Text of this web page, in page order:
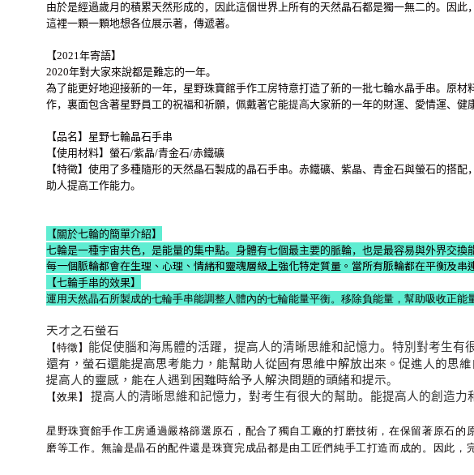
由於是經過歲月的積累天然形成的，因此這個世界上所有的天然晶石都是獨一無二的。因
這裡一顆一顆地想各位展示著，傳遞著。
【2021年寄語】
2020年對大家來說都是難忘的一年。
為了能更好地迎接新的一年，星野珠寶館手作工房特意打造了新的一批七輪水晶手串。原
作，裏面包含著星野員工的祝福和祈願，佩戴著它能提高大家新的一年的財運、愛情運、健
【品名 】星野七輪晶石手串
【使用材料】螢石/紫晶/青金石/赤鐵礦
【特徵】使用了多種隨形的天然晶石製成的晶石手串。赤鐵礦、紫晶、青金石與螢石的搭配
助人提高工作能力。
【 關於七輪的簡單介紹】
七輪是一種宇宙共色，是能量的集中點。身體有七個最主要的脈輪，也是最容易與外界交
每一個脈輪都會在生理、心理、情緒和靈魂層級上強化特定質量。當所有脈輪都在平衡及
【七輪手串的效果】
運用天然晶石所製成的七輪手串能調整人體內的七輪能量平衡。移除負能量，幫助吸收正
天才之石螢石
【特徵】 能促使腦和海馬體的活躍，提高人的清晰思維和記憶力。特別對考生有
還有，螢石還能提高思考能力，能幫助人從固有思維中解放出來。促進人的思
提高人的靈感，能在人遇到困難時給予人解決問題的頭緒和提示。
【效果】 提高人的清晰思維和記憶力，對考生有很大的幫助。能提高人的創造力
星野珠寶館手作工房通過嚴格篩選原石，配合了獨自工廠的打磨技術，在保留著原石
磨等工作。無論是晶石的配件還是珠寶完成品都是由工匠們純手工打造而成的。因此